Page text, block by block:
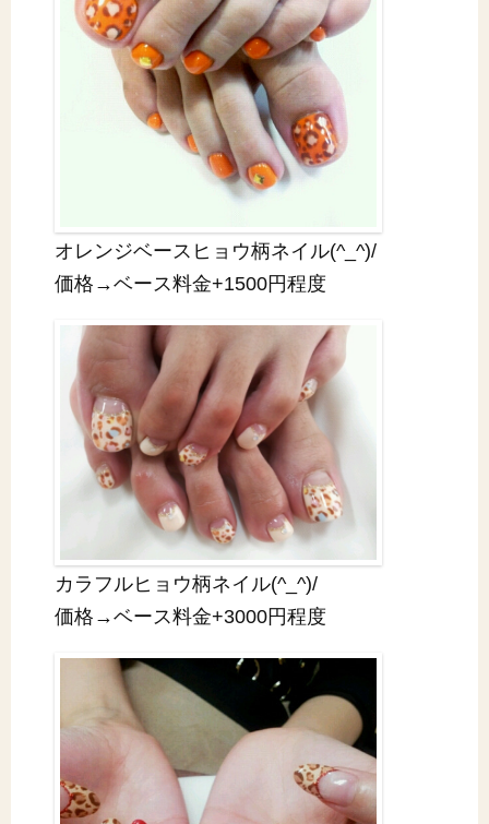
オレンジベースヒョウ柄ネイル(^_^)/
価格→ベース料金+1500円程度
カラフルヒョウ柄ネイル(^_^)/
価格→ベース料金+3000円程度